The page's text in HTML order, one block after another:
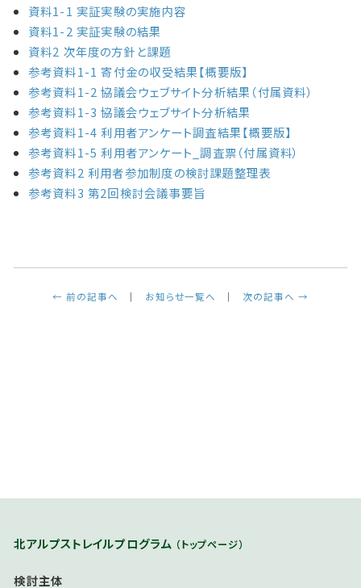
資料1-1 実証実験の実施内容
資料1-2 実証実験の結果
資料2 次年度の方針と課題
参考資料1-1 寄付金の収受結果【概要版】
参考資料1-2 協議会ウェブサイト分析結果（付属資料）
参考資料1-3 協議会ウェブサイト分析結果
参考資料1-4 利用者アンケート調査結果【概要版】
参考資料1-5 利用者アンケート_調査票（付属資料）
参考資料2 利用者参加制度の検討課題整理表
参考資料3 第2回検討会議事要旨
← 前の記事へ お知らせ一覧へ 次の記事へ →
北アルプストレイルプログラム （トップページ）
検討主体